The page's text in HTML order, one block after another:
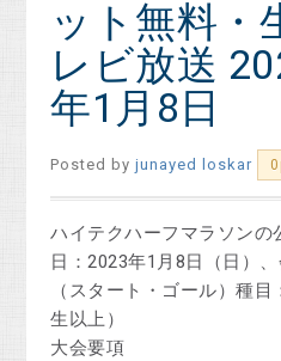
ット無料・
レビ放送
年1月8日
Posted byjunayed loskar
ハイテクハーフマラソンの
日：2023年1月8日（日）
（スタート・ゴール）種
生以上）
大会要項